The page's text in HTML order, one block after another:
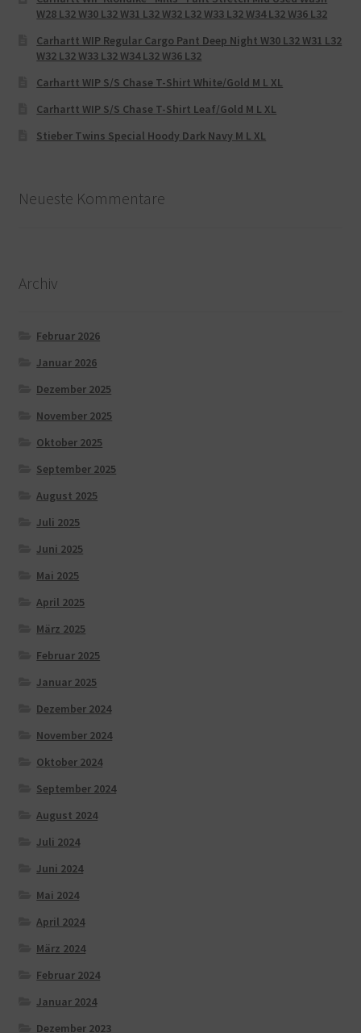
W28 L32 W30 L32 W31 L32 W32 L32 W33 L32 W34 L32 W36 L32
Carhartt WIP Regular Cargo Pant Deep Night W30 L32 W31 L32
W32 L32 W33 L32 W34 L32 W36 L32
Carhartt WIP S/S Chase T-Shirt White/Gold M L XL
Carhartt WIP S/S Chase T-Shirt Leaf/Gold M L XL
Stieber Twins Special Hoody Dark Navy M L XL
Neueste Kommentare
Archiv
Februar 2026
Januar 2026
Dezember 2025
November 2025
Oktober 2025
September 2025
August 2025
Juli 2025
Juni 2025
Mai 2025
April 2025
März 2025
Februar 2025
Januar 2025
Dezember 2024
November 2024
Oktober 2024
September 2024
August 2024
Juli 2024
Juni 2024
Mai 2024
April 2024
März 2024
Februar 2024
Januar 2024
Dezember 2023